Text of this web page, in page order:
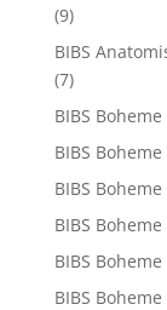
(9)
BIBS
(7)
BIBS
BIBS
BIBS
BIBS
BIBS
BIBS